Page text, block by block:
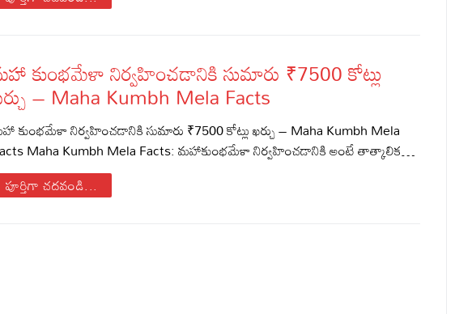
కుంభమేళా నిర్వహించడానికి సుమారు ₹7500 కోట్లు
– Maha Kumbh Mela Facts
కుంభమేళా నిర్వహించడానికి సుమారు ₹7500 కోట్లు ఖర్చు – Maha Kumbh Mela
Maha Kumbh Mela Facts: మహాకుంభమేళా నిర్వహించడానికి అంటే తాత్కాలిక…
పూర్తిగా చదవండి...